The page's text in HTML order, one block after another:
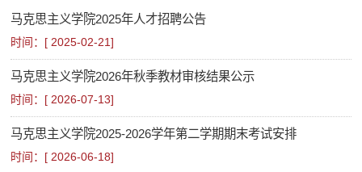
学院新闻
马克思主义学院2025年人才招聘公告
时间：[ 2025-02-21]
马克思主义学院2026年秋季教材审核结果公示
时间：[ 2026-07-13]
马克思主义学院2025-2026学年第二学期期末考试安排
时间：[ 2026-06-18]